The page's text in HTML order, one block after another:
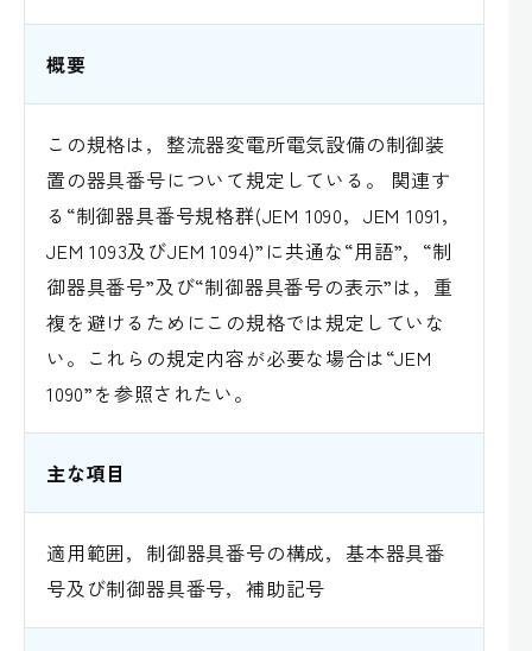
概要
この規格は，整流器変電所電気設備の制御装
置の器具番号について規定している。 関連す
る“制御器具番号規格群(JEM 1090，JEM 1091，
JEM 1093及びJEM 1094)”に共通な“用語”，“制
御器具番号”及び“制御器具番号の表示”は，重
複を避けるためにこの規格では規定していな
い。これらの規定内容が必要な場合は“JEM
1090”を参照されたい。
主な項目
適用範囲，制御器具番号の構成，基本器具番
号及び制御器具番号，補助記号